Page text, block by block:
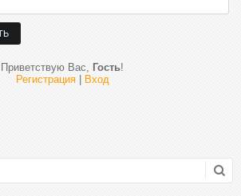
Приветствую Вас, Гость!
Регистрация| Вход